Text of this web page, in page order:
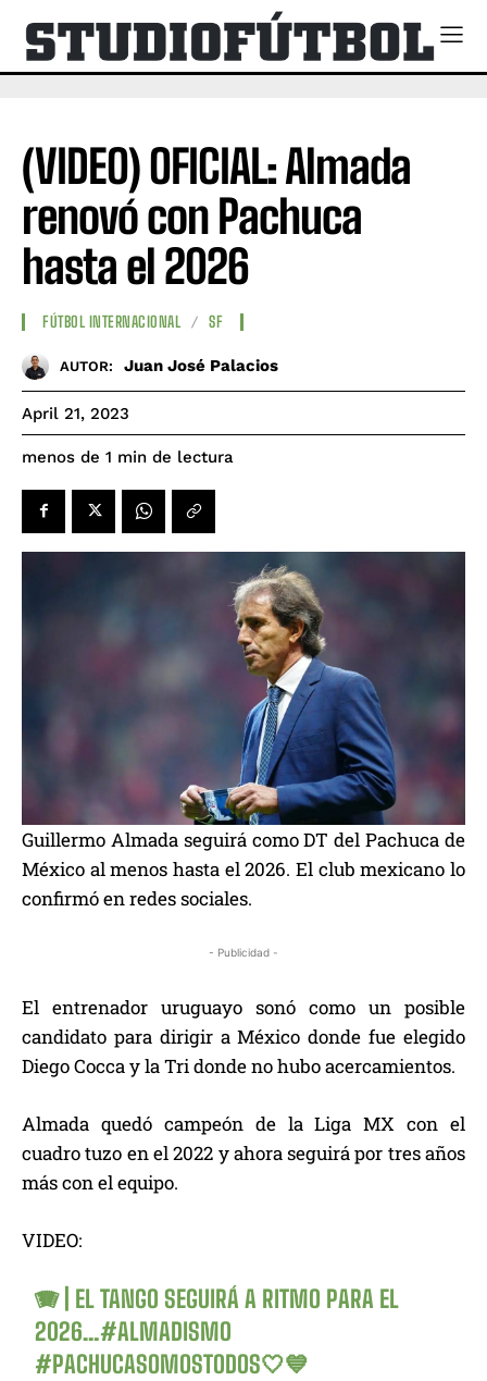
(VIDEO) OFICIAL: Almada
renovó con Pachuca
hasta el 2026
FÚTBOL INTERNACIONAL SF
AUTOR: Juan José Palacios
April 21, 2023
menos de 1 min de lectura
Guillermo Almada seguirá como DT del Pachuca de
México al menos hasta el 2026. El club mexicano lo
confirmó en redes sociales.
- Publicidad -
El entrenador uruguayo sonó como un posible
candidato para dirigir a México donde fue elegido
Diego Cocca y la Tri donde no hubo acercamientos.
Almada quedó campeón de la Liga MX con el
cuadro tuzo en el 2022 y ahora seguirá por tres años
más con el equipo.
VIDEO:
🪗 | EL TANGO SEGUIRÁ A RITMO PARA EL
2026…#ALMADISMO
#PACHUCASOMOSTODOS🤍💙